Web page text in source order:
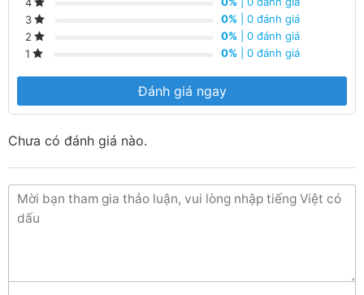
3
0% | 0 đánh giá
2
0% | 0 đánh giá
1
0% | 0 đánh giá
Đánh giá ngay
Chưa có đánh giá nào.